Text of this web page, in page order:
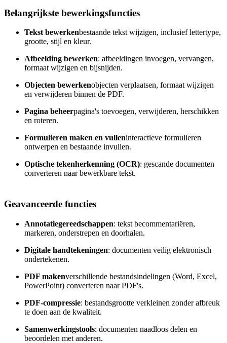
Belangrijkste bewerkingsfuncties
Tekst bewerkenbestaande tekst wijzigen, inclusief lettertype,
grootte, stijl en kleur.
Afbeelding bewerken: afbeeldingen invoegen, vervangen,
formaat wijzigen en bijsnijden.
Objecten bewerkenobjecten verplaatsen, formaat wijzigen
en verwijderen binnen de PDF.
Pagina beheerpagina's toevoegen, verwijderen, herschikken
en roteren.
Formulieren maken en vulleninteractieve formulieren
ontwerpen en bestaande invullen.
Optische tekenherkenning (OCR): gescande documenten
converteren naar bewerkbare tekst.
Geavanceerde functies
Annotatiegereedschappen: tekst becommentariëren,
markeren, onderstrepen en doorhalen.
Digitale handtekeningen: documenten veilig elektronisch
ondertekenen.
PDF makenverschillende bestandsindelingen (Word, Excel,
PowerPoint) converteren naar PDF's.
PDF-compressie: bestandsgrootte verkleinen zonder afbreuk
te doen aan de kwaliteit.
Samenwerkingstools: documenten naadloos delen en
beoordelen met anderen.